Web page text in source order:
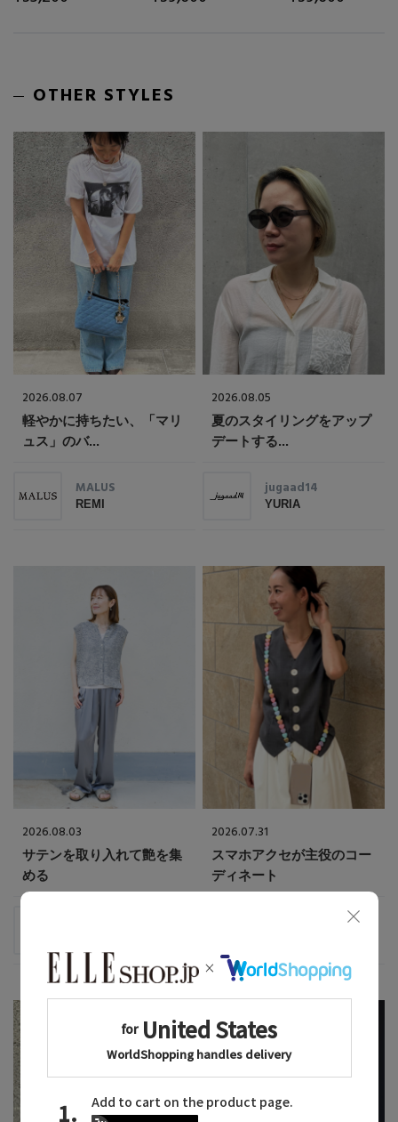
OTHER STYLES
2026.08.07
軽やかに持ちたい、「マリ
ュス」のバ...
MALUS
REMI
2026.08.05
夏のスタイリングをアップ
デートする...
jugaad14
YURIA
2026.08.03
サテンを取り入れて艶を集
める
2026.07.31
スマホアクセが主役のコー
ディネート